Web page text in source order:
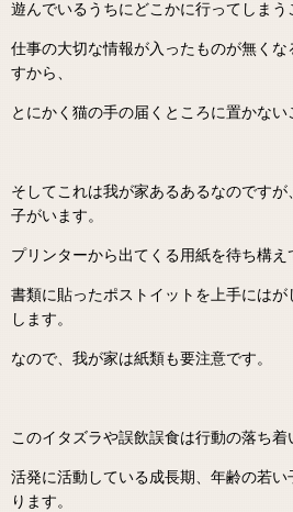
遊んでいるうちにどこかに行ってしまう
仕事の大切な情報が入ったものが無く
すから、
とにかく猫の手の届くところに置かない
そしてこれは我が家あるあるなのです
子がいます。
プリンターから出てくる用紙を待ち構え
書類に貼ったポストイットを上手には
します。
なので、我が家は紙類も要注意です。
このイタズラや誤飲誤食は行動の落ち着
活発に活動している成長期、年齢の若
ります。